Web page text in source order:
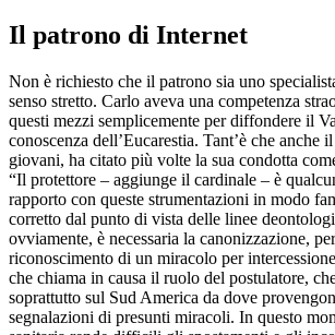
Il patrono di Internet
Non è richiesto che il patrono sia uno
senso stretto. Carlo aveva una competenza
questi mezzi semplicemente per diffondere il
conoscenza dell’Eucarestia. Tant’è che anche
giovani, ha citato più volte la sua condotta
“Il protettore – aggiunge il cardinale – è
rapporto con queste strumentazioni in modo
corretto dal punto di vista delle linee
ovviamente, è necessaria la canonizzazione,
riconoscimento di un miracolo per
che chiama in causa il ruolo del postulatore,
soprattutto sul Sud America da dove
segnalazioni di presunti miracoli. In questo